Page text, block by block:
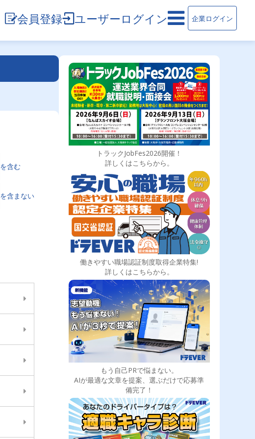
会員登録 ユーザーログイン 企業ログイン
を含む
を含まない
トラックJobFes2026開催！
詳しくはこちらから。
働きやすい職場認証制度取得企業特集!
詳しくはこちらから。
もう自己PRで悩まない。
AIが最適な文章を提案、選ぶだけで応募準
備完了！